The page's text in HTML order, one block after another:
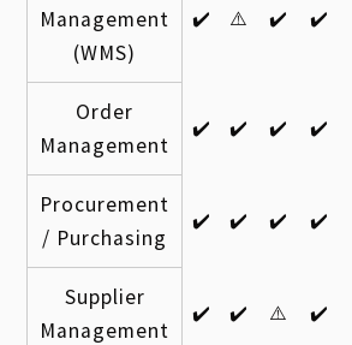
Management
(WMS)
✔️ ⚠️ ✔️ ✔️
Order
Management
✔️ ✔️ ✔️ ✔️
Procurement
/ Purchasing
✔️ ✔️ ✔️ ✔️
Supplier
Management
✔️ ✔️ ⚠️ ✔️